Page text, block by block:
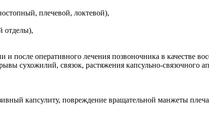
плечевой, локтевой),
отделы),
после оперативного лечения позвоночника в качестве
сухожилий, связок, растяжения капсульно-связочного
капсулиту, повреждение вращательной манжеты